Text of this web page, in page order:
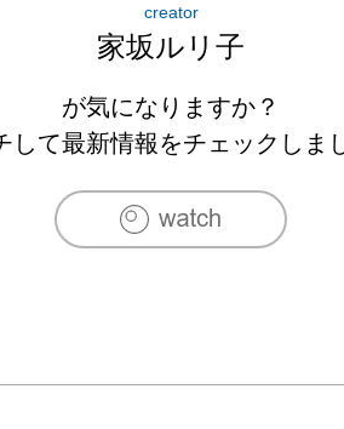
り制作意欲をかき立たせてく
」に励んでいます。
creator
家坂ルリ子
が気になりますか？
して最新情報をチェックしま